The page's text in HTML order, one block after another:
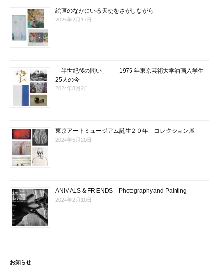
絵画のなかにいる天使をさがしながら
2025年2月17日
「半世紀後の問い」 ―1975 年東京芸術大学油画入学生
25人の今―
2024年8月2日
東京アートミュージアム誕生２０年 コレクション展
2024年5月20日
ANIMALS & FRIENDS Photography and Painting
2024年2月10日
お知らせ